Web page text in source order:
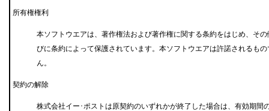
所有権権利
本ソフトウエアは、著作権法および著作権に関する条約をはじめ、そ
びに条約によって保護されています。本ソフトウエアは許諾されるも
ん。
契約の解除
株式会社イー･ポストは原契約のいずれかが終了した場合は、有効期間